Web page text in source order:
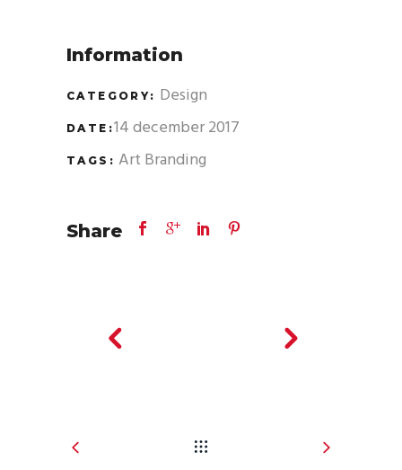
Information
CATEGORY: Design
DATE:14 december 2017
TAGS: Art Branding
Share